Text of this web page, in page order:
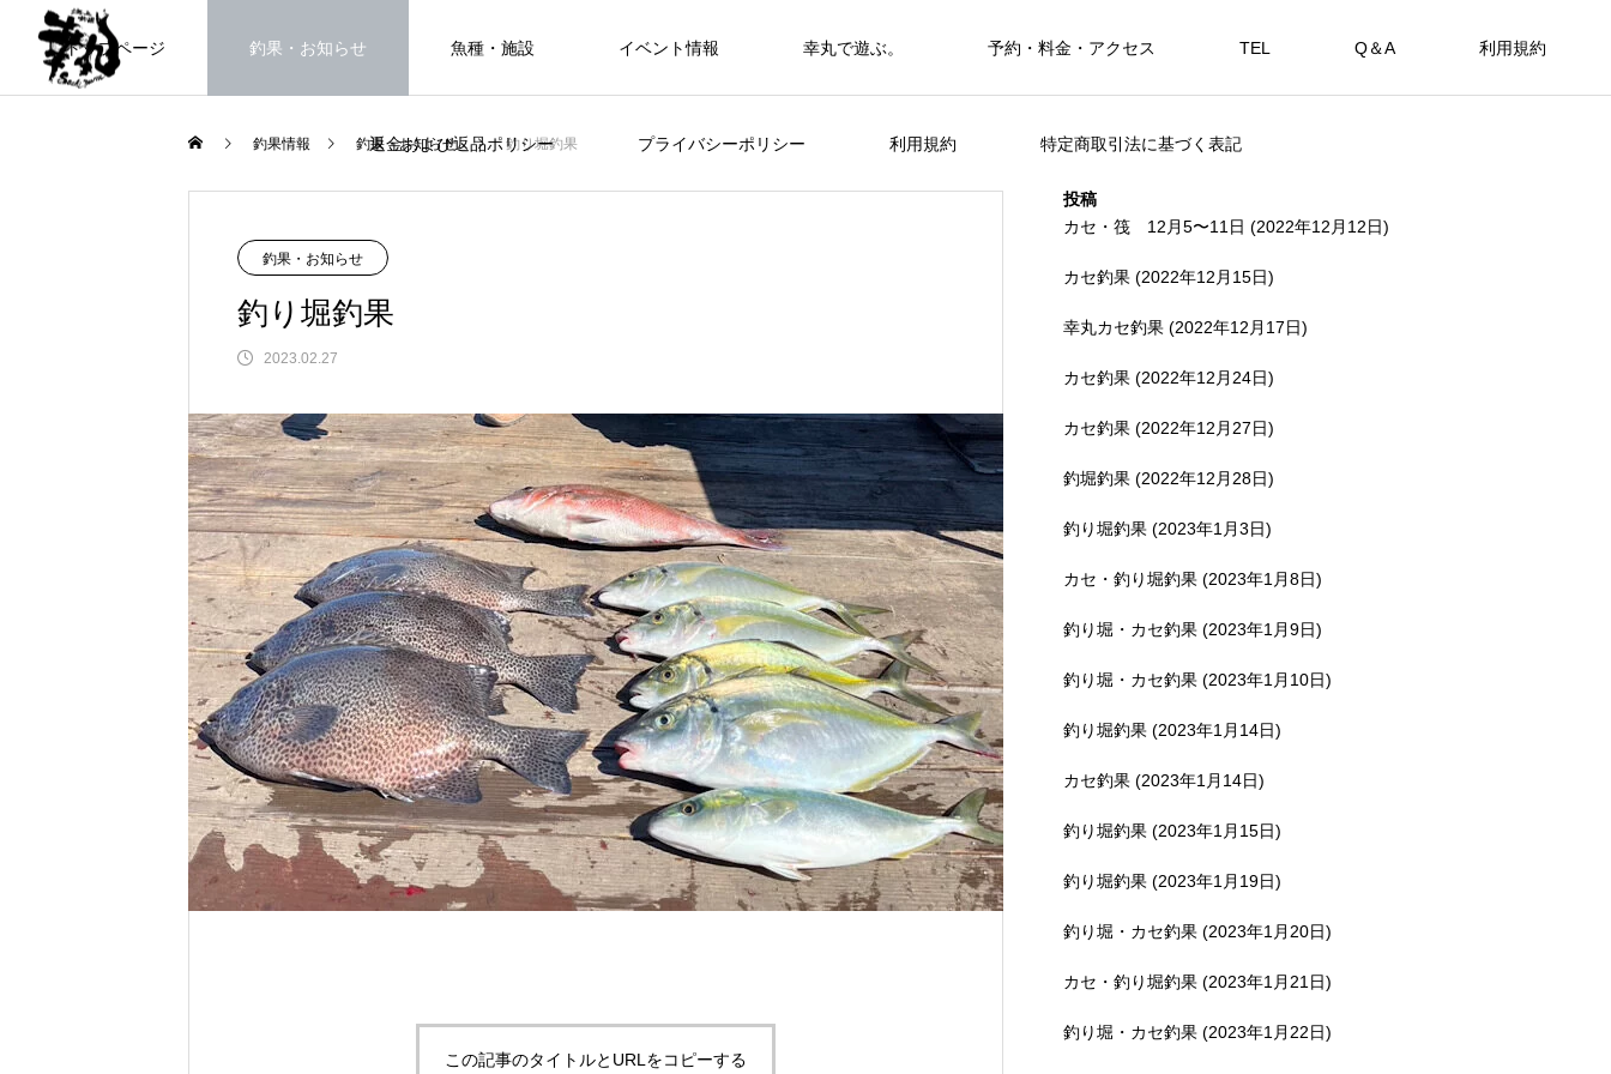
トップページ 釣果・お知らせ 魚種・施設 イベント情報 幸丸で遊ぶ。 予約・料金・アクセス TEL Q＆A 利用規約
返金および返品ポリシー プライバシーポリシー 利用規約 特定商取引法に基づく表記
高知県唯一の海上釣堀。さぁ釣りまく
れ！！
筏・カセ
山に囲まれた浦ノ内湾 大自然の中釣り
に没頭できます。
SHOP
FEATURE
自分だけのエサを作ってみよう。 黒鯛を狙おう！
釣果情報 釣果・お知らせ 釣り堀釣果
釣果・お知らせ
釣り堀釣果
2023.02.27
この記事のタイトルとURLをコピーする
投稿
カセ・筏 12月5〜11日 (2022年12月12日)
カセ釣果 (2022年12月15日)
幸丸カセ釣果 (2022年12月17日)
カセ釣果 (2022年12月24日)
カセ釣果 (2022年12月27日)
釣堀釣果 (2022年12月28日)
釣り堀釣果 (2023年1月3日)
カセ・釣り堀釣果 (2023年1月8日)
釣り堀・カセ釣果 (2023年1月9日)
釣り堀・カセ釣果 (2023年1月10日)
釣り堀釣果 (2023年1月14日)
カセ釣果 (2023年1月14日)
釣り堀釣果 (2023年1月15日)
釣り堀釣果 (2023年1月19日)
釣り堀・カセ釣果 (2023年1月20日)
カセ・釣り堀釣果 (2023年1月21日)
釣り堀・カセ釣果 (2023年1月22日)